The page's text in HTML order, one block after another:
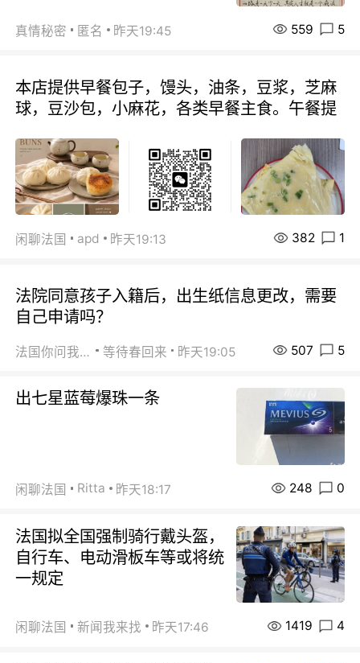
真情秘密 匿名 昨天19:45 559 5
本店提供早餐包子，馒头，油条，豆浆，芝麻
球，豆沙包，小麻花，各类早餐主食。午餐提
闲聊法国 apd 昨天19:13 382 1
法院同意孩子入籍后，出生纸信息更改，需要
自己申请吗？
法国你问我答 等待春回来 昨天19:05 507 5
出七星蓝莓爆珠一条
闲聊法国 Ritta 昨天18:17 248 0
法国拟全国强制骑行戴头盔，
自行车、电动滑板车等或将统
一规定
闲聊法国 新闻我来找 昨天17:46 1419 4